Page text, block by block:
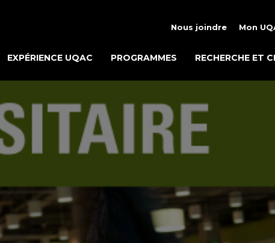
Nous joindre Mon
EXPÉRIENCE UQAC PROGRAMMES RECHERCHE ET